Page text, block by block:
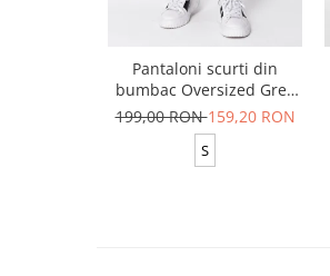
Pantaloni scurti din
bumbac Oversized Grey
Anthracite
199,00 RON159,20 RON
S